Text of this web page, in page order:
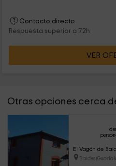
a repetir indudablemente. Un
con tu pareja y los dueños,
Contacto directo
Respuesta superior a 72h
VER
Otras opciones cerca
El Vagón de
Baides